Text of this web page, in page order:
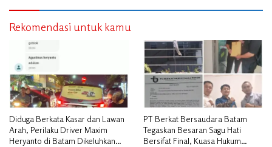
Rekomendasi untuk kamu
Diduga Berkata Kasar dan Lawan
Arah, Perilaku Driver Maxim
Heryanto di Batam Dikeluhkan
PT Berkat Bersaudara Batam
Tegaskan Besaran Sagu Hati
Bersifat Final, Kuasa Hukum